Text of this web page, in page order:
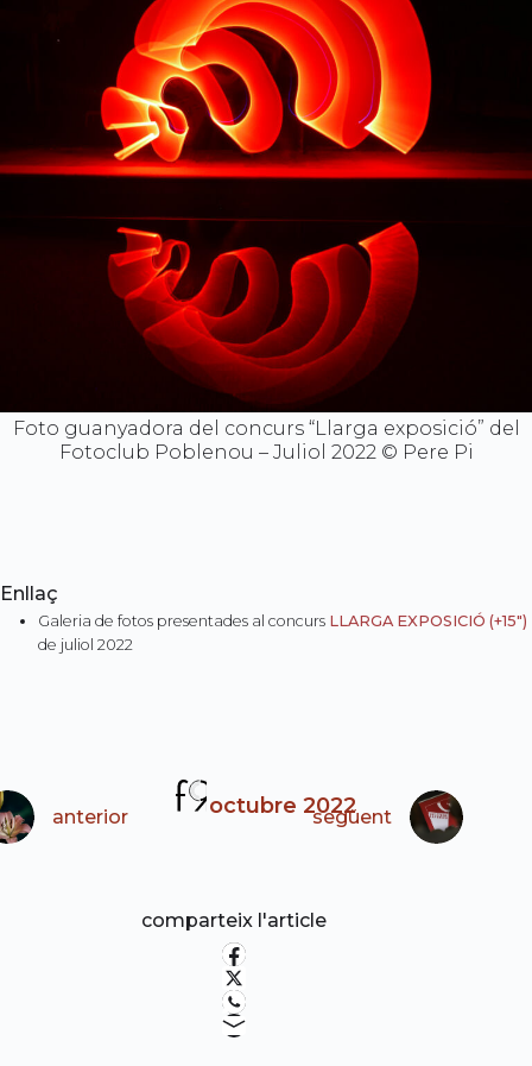
Foto guanyadora del concurs “Llarga exposició” del
Fotoclub Poblenou – Juliol 2022 © Pere Pi
Enllaç
Galeria de fotos presentades al concurs LLARGA EXPOSICIÓ (+15″)
de juliol 2022
octubre 2022
comparteix l'article
anterior següent